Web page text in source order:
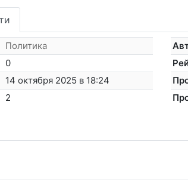
Политика
0
14 октября 2025 в 18:24
2